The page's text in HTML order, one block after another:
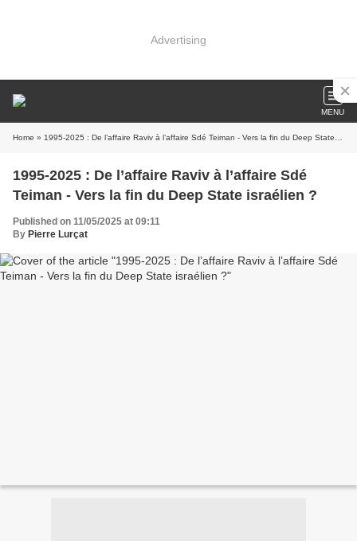
Advertising
MENU
Home » 1995-2025 : De l’affaire Raviv à l’affaire Sdé Teiman - Vers la fin du Deep State israélien ?
1995-2025 : De l’affaire Raviv à l’affaire Sdé
Teiman - Vers la fin du Deep State israélien ?
Published on 11/05/2025 at 09:11
By Pierre Lurçat